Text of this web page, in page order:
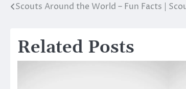
Post
Scouts Around the World – Fun Facts |
Related Posts